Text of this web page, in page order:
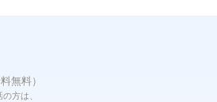
無料）
方は、